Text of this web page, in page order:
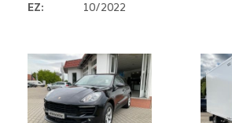
EZ:
10/2022